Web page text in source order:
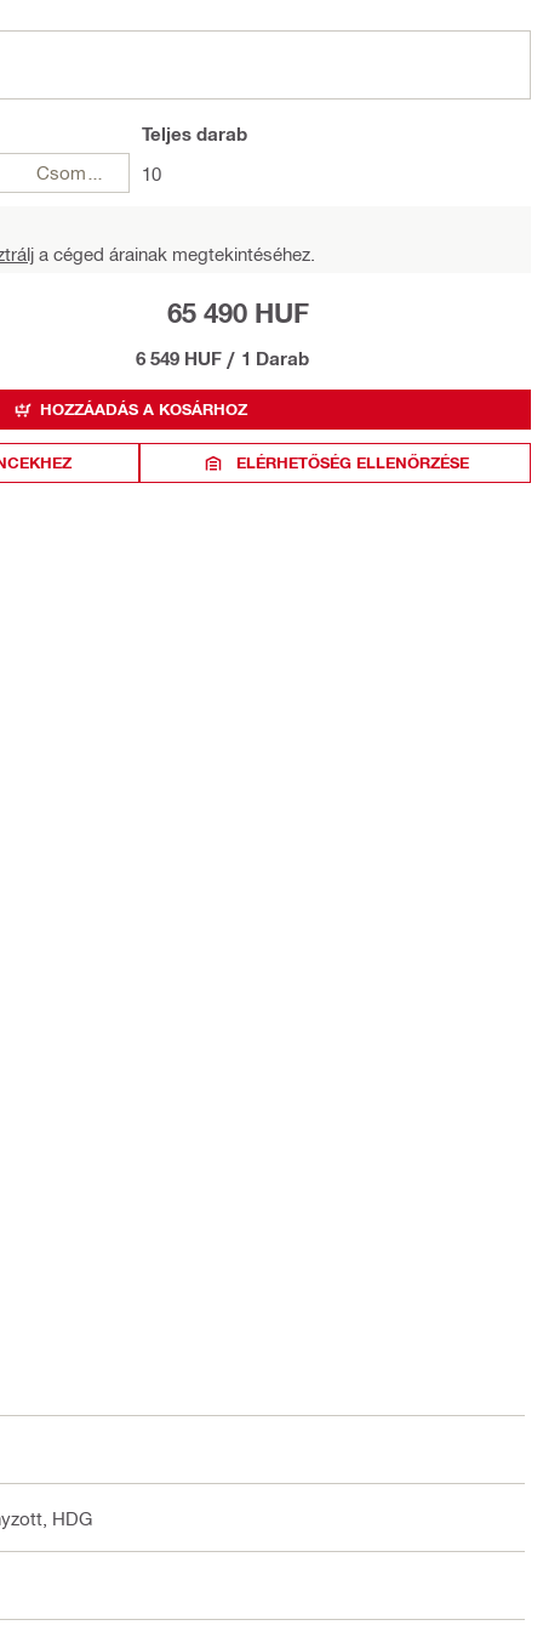
Teljes darab
10
a céged árainak megtekintéséhez.
65 490 HUF
6 549 HUF / 1 Darab
HOZZÁADÁS A KOSÁRHOZ
ELÉRHETŐSÉG ELLENŐRZÉSE
HDG